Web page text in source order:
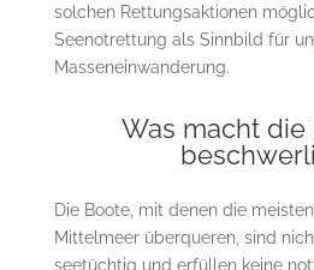
solchen Rettungsaktionen
Seenotrettung als Sinnbild für
Masseneinwanderung.
Was macht die
Die Boote, mit denen die
Mittelmeer überqueren, sind
seetüchtig und erfüllen keine